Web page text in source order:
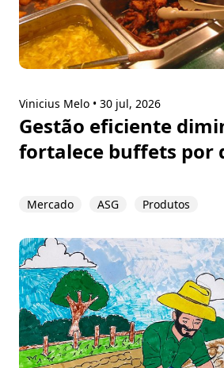
Vinicius Melo • 30 jul, 2026
Gestão eficiente
fortalece buffets por
Mercado ASG Produtos